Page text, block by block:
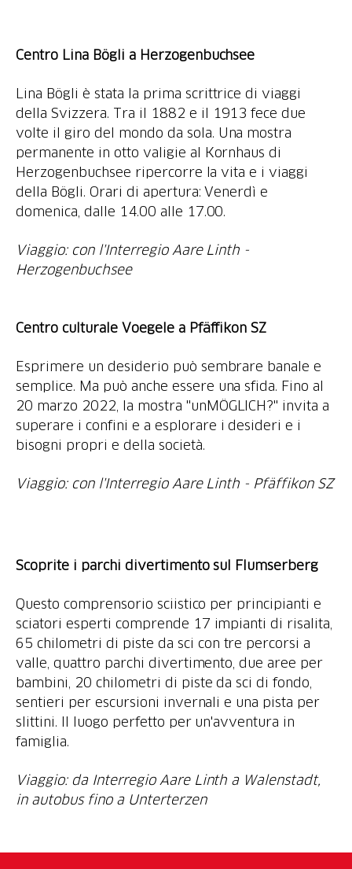
Centro Lina Bögli a Herzogenbuchsee
Lina Bögli è stata la prima scrittrice di viaggi
della Svizzera. Tra il 1882 e il 1913 fece due
volte il giro del mondo da sola. Una mostra
permanente in otto valigie al Kornhaus di
Herzogenbuchsee ripercorre la vita e i viaggi
della Bögli. Orari di apertura: Venerdì e
domenica, dalle 14.00 alle 17.00.
Viaggio: con l'Interregio Aare Linth -
Herzogenbuchsee
Centro culturale Voegele a Pfäffikon SZ
Esprimere un desiderio può sembrare banale e
semplice. Ma può anche essere una sfida. Fino al
20 marzo 2022, la mostra "unMÖGLICH?" invita a
superare i confini e a esplorare i desideri e i
bisogni propri e della società.
Viaggio: con l'Interregio Aare Linth - Pfäffikon SZ
Scoprite i parchi divertimento sul Flumserberg
Questo comprensorio sciistico per principianti e
sciatori esperti comprende 17 impianti di risalita,
65 chilometri di piste da sci con tre percorsi a
valle, quattro parchi divertimento, due aree per
bambini, 20 chilometri di piste da sci di fondo,
sentieri per escursioni invernali e una pista per
slittini. Il luogo perfetto per un'avventura in
famiglia.
Viaggio: da Interregio Aare Linth a Walenstadt,
in autobus fino a Unterterzen